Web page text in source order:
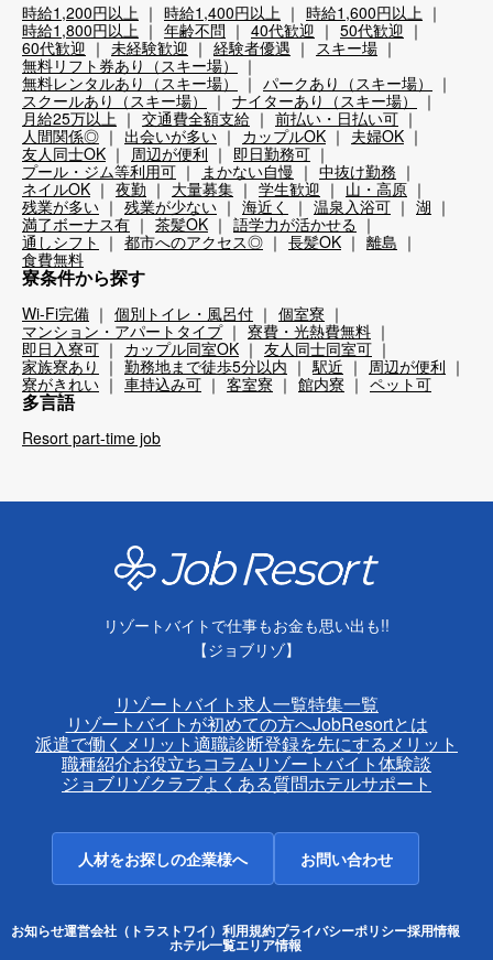
時給1,200円以上 時給1,400円以上
時給1,600円以上
時給1,800円以上
年齢不問 40代歓迎
50代歓迎
60代歓迎
未経験歓迎 経験者優遇
スキー場
無料リフト券あり（スキー場）
無料レンタルあり（スキー場）
パークあり（スキー場）
スクールあり（スキー場）
ナイターあり（スキー場）
月給25万以上
交通費全額支給
前払い・日払い可
人間関係◎
出会いが多い カップルOK
夫婦OK
友人同士OK
周辺が便利
即日勤務可
プール・ジム等利用可
まかない自慢
中抜け勤務
ネイルOK
夜勤 大量募集 学生歓迎
山・高原
残業が多い
残業が少ない 海近く 温泉入浴可
湖
満了ボーナス有
茶髪OK
語学力が活かせる
通しシフト
都市へのアクセス◎ 長髪OK
離島
食費無料
寮条件から探す
Wi-Fi完備 個別トイレ・風呂付
個室寮
マンション・アパートタイプ
寮費・光熱費無料
即日入寮可
カップル同室OK
友人同士同室可
家族寮あり
勤務地まで徒歩5分以内 駅近
周辺が便利
寮がきれい
車持込み可 客室寮 館内寮 ペット可
多言語
Resort part-time job
リゾートバイトで仕事もお金も思い出も!!
【ジョブリゾ】
リゾートバイト求人一覧特集一覧
リゾートバイトが初めての方へJobResortとは
派遣で働くメリット適職診断登録を先にするメリット
職種紹介お役立ちコラムリゾートバイト体験談
ジョブリゾクラブよくある質問ホテルサポート
人材をお探しの企業様へ お問い合わせ
お知らせ運営会社（トラストワイ） 利用規約プライバシーポリシー採用情報
ホテル一覧エリア情報